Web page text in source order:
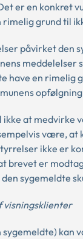
er en konkret
rimelig grund til
påvirket den
meddelelser
have en rimelig
ikke at medvirke
være, at
ikke er
brevet er
sygemeldte
sygemeldte) kan